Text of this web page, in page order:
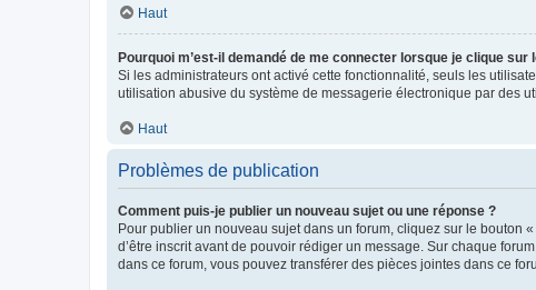
Haut
Pourquoi m’est-il demandé de me connecter lorsque je clique
Si les administrateurs ont activé cette fonctionnalité, seuls les
utilisation abusive du système de messagerie électronique par des
Haut
Problèmes de publication
Comment puis-je publier un nouveau sujet ou une réponse ?
Pour publier un nouveau sujet dans un forum, cliquez sur le bouton
d’être inscrit avant de pouvoir rédiger un message. Sur chaque
dans ce forum, vous pouvez transférer des pièces jointes dans ce